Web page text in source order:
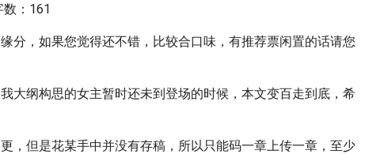
：161
分，如果您觉得还不错，比较合口味，有推荐票闲置的话请您
大纲构思的女主暂时还未到登场的时候，本文变百走到底，希
，但是花某手中并没有存稿，所以只能码一章上传一章，至少